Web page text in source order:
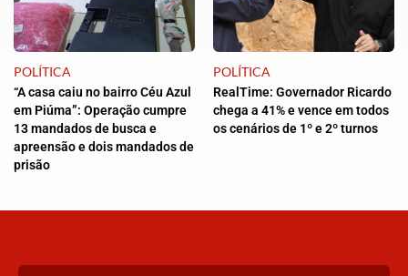
POLÍTICA
“A casa caiu no bairro Céu Azul
em Piúma”: Operação cumpre
13 mandados de busca e
apreensão e dois mandados de
prisão
POLÍTICA
RealTime: Governador Ricardo
chega a 41% e vence em todos
os cenários de 1º e 2º turnos